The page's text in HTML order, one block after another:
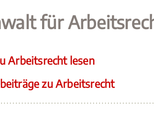
für
Arbeitsrecht lesen
zu Arbeitsrecht